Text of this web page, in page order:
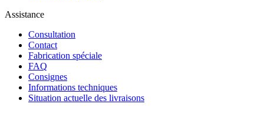
Assistance
Consultation
Contact
Fabrication spéciale
FAQ
Consignes
Informations techniques
Situation actuelle des livraisons